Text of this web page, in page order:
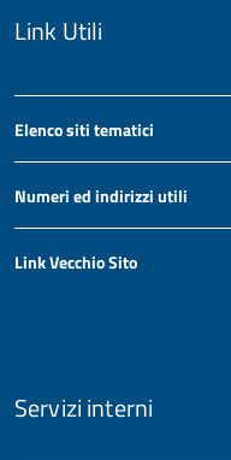
Link Utili
Elenco siti tematici
Numeri ed indirizzi utili
Link Vecchio Sito
Servizi interni